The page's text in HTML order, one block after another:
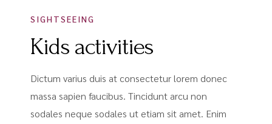
SIGHTSEEING
Kids activities
Dictum varius duis at consectetur lorem donec
massa sapien faucibus. Tincidunt arcu non
sodales neque sodales ut etiam sit amet. Enim